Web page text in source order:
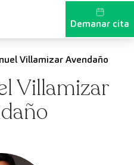
Demanar cita
Villamizar Avendaño
Villamizar